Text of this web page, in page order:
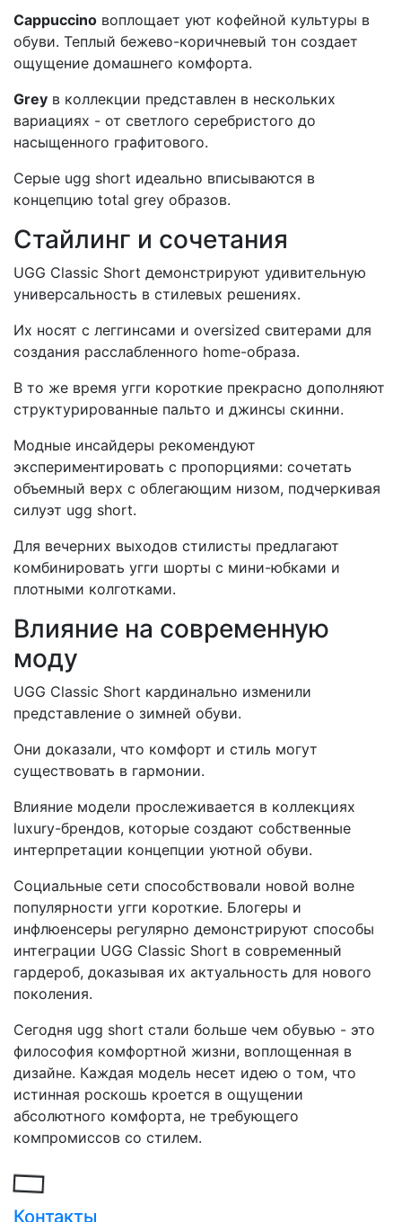
Cappuccino воплощает уют кофейной культуры в
обуви. Теплый бежево-коричневый тон создает
ощущение домашнего комфорта.
Grey в коллекции представлен в нескольких
вариациях - от светлого серебристого до
насыщенного графитового.
Серые ugg short идеально вписываются в
концепцию total grey образов.
Стайлинг и сочетания
UGG Classic Short демонстрируют удивительную
универсальность в стилевых решениях.
Их носят с леггинсами и oversized свитерами для
создания расслабленного home-образа.
В то же время угги короткие прекрасно дополняют
структурированные пальто и джинсы скинни.
Модные инсайдеры рекомендуют
экспериментировать с пропорциями: сочетать
объемный верх с облегающим низом, подчеркивая
силуэт ugg short.
Для вечерних выходов стилисты предлагают
комбинировать угги шорты с мини-юбками и
плотными колготками.
Влияние на современную
моду
UGG Classic Short кардинально изменили
представление о зимней обуви.
Они доказали, что комфорт и стиль могут
существовать в гармонии.
Влияние модели прослеживается в коллекциях
luxury-брендов, которые создают собственные
интерпретации концепции уютной обуви.
Социальные сети способствовали новой волне
популярности угги короткие. Блогеры и
инфлюенсеры регулярно демонстрируют способы
интеграции UGG Classic Short в современный
гардероб, доказывая их актуальность для нового
поколения.
Сегодня ugg short стали больше чем обувью - это
философия комфортной жизни, воплощенная в
дизайне. Каждая модель несет идею о том, что
истинная роскошь кроется в ощущении
абсолютного комфорта, не требующего
компромиссов со стилем.
Контакты